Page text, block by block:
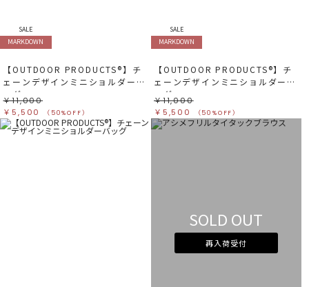
SALE
MARKDOWN
【OUTDOOR PRODUCTS®︎】チ
ェーンデザインミニショルダーバ
ッグ
￥11,000
￥5,500
（50%OFF）
SALE
MARKDOWN
【OUTDOOR PRODUCTS®︎】チ
ェーンデザインミニショルダーバ
ッグ
￥11,000
￥5,500
（50%OFF）
SOLD OUT
再入荷受付